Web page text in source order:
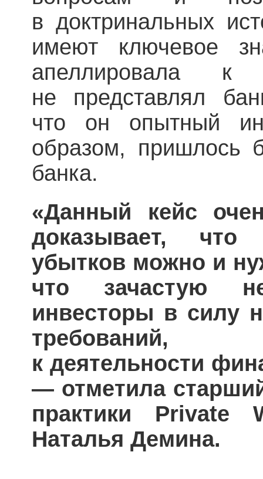
в доктринальных
имеют ключевое
апеллировала
не представлял
что он опытный
образом, пришлось
банка.
«Данный кейс
доказывает, что
убытков можно и
что зачастую
инвесторы в силу
требований,
к деятельности
— отметила
практики Private
Наталья Демина.